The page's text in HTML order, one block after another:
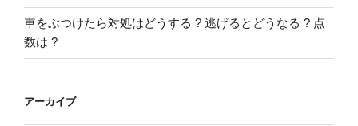
車をぶつけたら対処はどうする ? 逃げるとどうなる ? 点
数は ?
アーカイブ